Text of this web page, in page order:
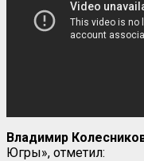
Владимир
Югры», отметил: